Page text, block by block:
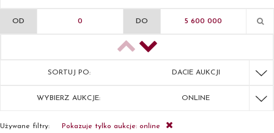
OD DO
SORTUJ PO: DACIE AUKCJI
WYBIERZ AUKCJE: ONLINE
Używane filtry: Pokazuje tylko aukcje: online